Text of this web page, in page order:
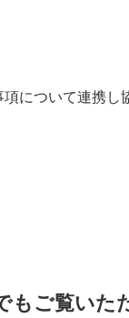
について連携し
もご覧いた